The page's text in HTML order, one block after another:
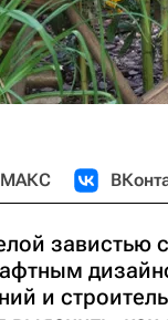
МАКС
завистью
и